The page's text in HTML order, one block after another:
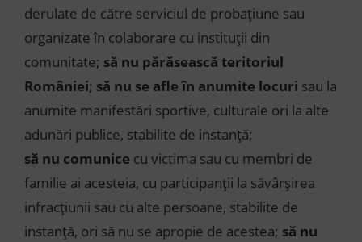
derulate de către serviciul de probațiune sau
organizate în colaborare cu instituții din
comunitate; să nu părăsească teritoriul
României; să nu se afle în anumite locuri sau la
anumite manifestări sportive, culturale ori la alte
adunări publice, stabilite de instanță;
să nu comunice cu victima sau cu membri de
familie ai acesteia, cu participanții la săvârșirea
infracțiunii sau cu alte persoane, stabilite de
instanță, ori să nu se apropie de acestea; să nu